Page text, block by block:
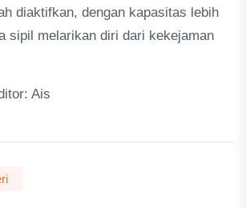
diaktifkan, dengan kapasitas lebih
sipil melarikan diri dari kekejaman
Ais